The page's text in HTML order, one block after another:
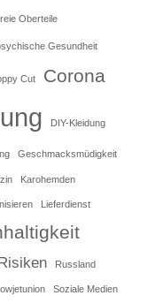
Oberteile
Gesundheit
Cut Corona
DIY-Kleidung
Geschmacksmüdigkeit
Karohemden
Lieferdienst
Russland
Soziale Medien